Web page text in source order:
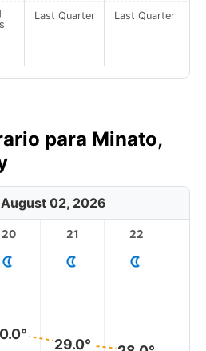
Last Quarter Last Quarter
para Minato,
August 02, 2026
20 21
29.0°
22